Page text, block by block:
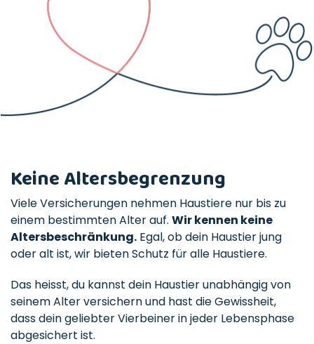
Keine Altersbegrenzung
Viele Versicherungen nehmen Haustiere nur bis zu
einem bestimmten Alter auf. Wir kennen keine
Altersbeschränkung. Egal, ob dein Haustier jung
oder alt ist, wir bieten Schutz für alle Haustiere.
Das heisst, du kannst dein Haustier unabhängig von
seinem Alter versichern und hast die Gewissheit,
dass dein geliebter Vierbeiner in jeder Lebensphase
abgesichert ist.